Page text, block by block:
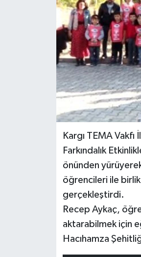
Kargı TEMA
Farkındalık
önünden
öğrencileri ile
gerçekleştirdi.
Recep Aykaç,
aktarabilmek için
Hacıhamza